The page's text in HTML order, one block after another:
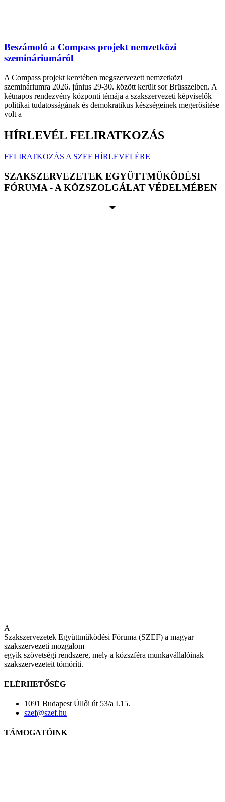
Beszámoló a Compass projekt nemzetközi
szemináriumáról
A Compass projekt keretében megszervezett nemzetközi
szemináriumra 2026. június 29-30. között került sor Brüsszelben. A
kétnapos rendezvény központi témája a szakszervezeti képviselők
politikai tudatosságának és demokratikus készségeinek megerősítése
volt a
HÍRLEVÉL FELIRATKOZÁS
FELIRATKOZÁS A SZEF HÍRLEVELÉRE
SZAKSZERVEZETEK EGYÜTTMŰKÖDÉSI
FÓRUMA - A KÖZSZOLGÁLAT VÉDELMÉBEN
A
Szakszervezetek Együttműködési Fóruma (SZEF) a magyar
szakszervezeti mozgalom
egyik szövetségi rendszere, mely a közszféra munkavállalóinak
szakszervezeteit tömöríti.
ELÉRHETŐSÉG
1091 Budapest Üllői út 53/a I.15.
szef@szef.hu
TÁMOGATÓINK